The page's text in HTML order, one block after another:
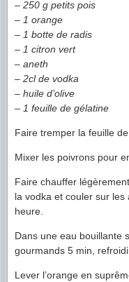
– 250 g petits pois
– 1 orange
– 1 botte de radis
– 1 citron vert
– aneth
– 2cl de vodka
– huile d’olive
– 1 feuille de gélatine
Faire tremper la feuille
Mixer les poivrons pour
Faire chauffer
la vodka et couler sur les
heure.
Dans une eau bouillante
gourmands 5 min,
Lever l’orange en